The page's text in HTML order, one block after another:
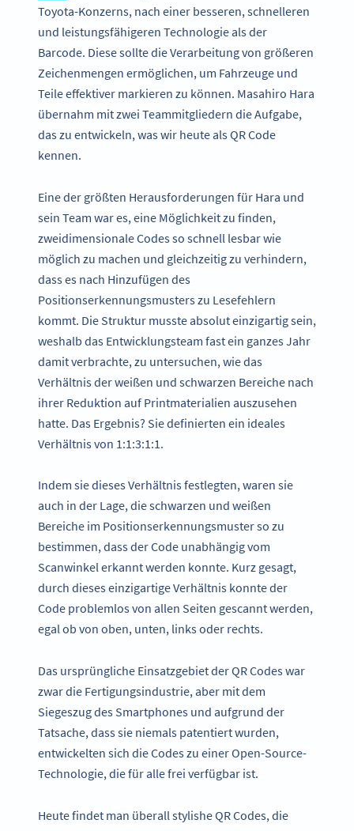
Toyota-Konzerns, nach einer besseren, schnelleren
und leistungsfähigeren Technologie als der
Barcode. Diese sollte die Verarbeitung von größeren
Zeichenmengen ermöglichen, um Fahrzeuge und
Teile effektiver markieren zu können. Masahiro Hara
übernahm mit zwei Teammitgliedern die Aufgabe,
das zu entwickeln, was wir heute als QR Code
kennen.
Eine der größten Herausforderungen für Hara und
sein Team war es, eine Möglichkeit zu finden,
zweidimensionale Codes so schnell lesbar wie
möglich zu machen und gleichzeitig zu verhindern,
dass es nach Hinzufügen des
Positionserkennungsmusters zu Lesefehlern
kommt. Die Struktur musste absolut einzigartig sein,
weshalb das Entwicklungsteam fast ein ganzes Jahr
damit verbrachte, zu untersuchen, wie das
Verhältnis der weißen und schwarzen Bereiche nach
ihrer Reduktion auf Printmaterialien auszusehen
hatte. Das Ergebnis? Sie definierten ein ideales
Verhältnis von 1:1:3:1:1.
Indem sie dieses Verhältnis festlegten, waren sie
auch in der Lage, die schwarzen und weißen
Bereiche im Positionserkennungsmuster so zu
bestimmen, dass der Code unabhängig vom
Scanwinkel erkannt werden konnte. Kurz gesagt,
durch dieses einzigartige Verhältnis konnte der
Code problemlos von allen Seiten gescannt werden,
egal ob von oben, unten, links oder rechts.
Das ursprüngliche Einsatzgebiet der QR Codes war
zwar die Fertigungsindustrie, aber mit dem
Siegeszug des Smartphones und aufgrund der
Tatsache, dass sie niemals patentiert wurden,
entwickelten sich die Codes zu einer Open-Source-
Technologie, die für alle frei verfügbar ist.
Heute findet man überall stylishe QR Codes, die